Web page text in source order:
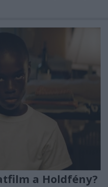
a Holdfény?